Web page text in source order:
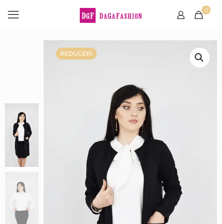
0
REDUCERI